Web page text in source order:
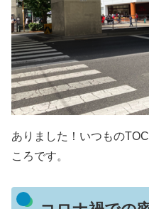
ありました！いつもの
ころです。